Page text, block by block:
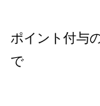
ポイント付与
で